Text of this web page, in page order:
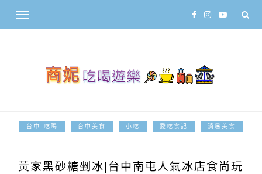
台中-吃喝 台中美食 小吃 愛吃食記 消暑美食
黃家黑砂糖剉冰|台中南屯人氣冰店食尚玩